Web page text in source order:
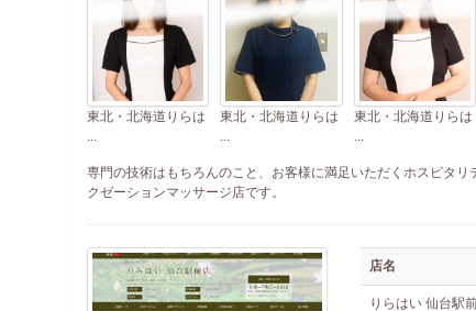
東北・北海道りらは
...
東北・北海道りらは
...
東北・北海道りらは
...
専門の技術はもちろんのこと、お客様に満足いただくホスピタ
クゼーションマッサージ店です。
店名
りらはい 仙台駅